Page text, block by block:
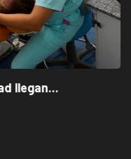
llegan...